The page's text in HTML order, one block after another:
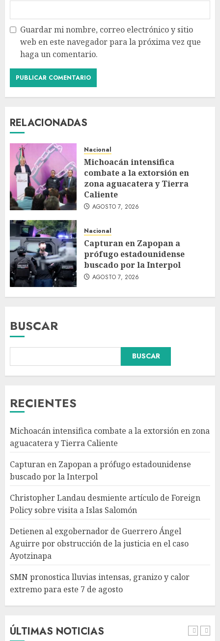
Guardar mi nombre, correo electrónico y sitio
web en este navegador para la próxima vez que
haga un comentario.
RELACIONADAS
Nacional
Michoacán intensifica
combate a la extorsión en
zona aguacatera y Tierra
Caliente
AGOSTO 7, 2026
Nacional
Capturan en Zapopan a
prófugo estadounidense
buscado por la Interpol
AGOSTO 7, 2026
BUSCAR
BUSCAR
RECIENTES
Michoacán intensifica combate a la extorsión en zona
aguacatera y Tierra Caliente
Capturan en Zapopan a prófugo estadounidense
buscado por la Interpol
Christopher Landau desmiente artículo de Foreign
Policy sobre visita a Islas Salomón
Detienen al exgobernador de Guerrero Ángel
Aguirre por obstrucción de la justicia en el caso
Ayotzinapa
SMN pronostica lluvias intensas, granizo y calor
extremo para este 7 de agosto
ÚLTIMAS NOTICIAS
3
Christopher Landau
4
Detienen al exgobernador de
Guerrero Ángel Aguirre por
caso Ayotzinapa
AGOSTO 7, 2026
5
SMN pronostica lluvias
intensas, granizo y calor
extremo para este 7 de agosto
AGOSTO 7, 2026
1
Michoacán intensifica
AGOSTO 7, 2026